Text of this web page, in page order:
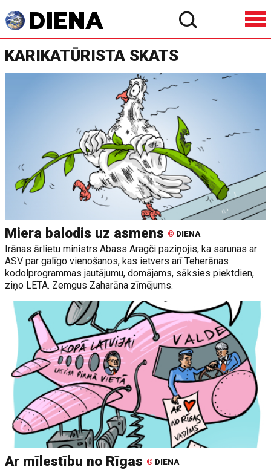
KARIKATŪRISTA SKATS
Miera balodis uz asmens © DIENA
Irānas ārlietu ministrs Abass Aragči paziņojis, ka sarunas ar
ASV par galīgo vienošanos, kas ietvers arī Teherānas
kodolprogrammas jautājumu, domājams, sāksies piektdien,
ziņo LETA. Zemgus Zaharāna zīmējums.
Ar mīlestību no Rīgas © DIENA